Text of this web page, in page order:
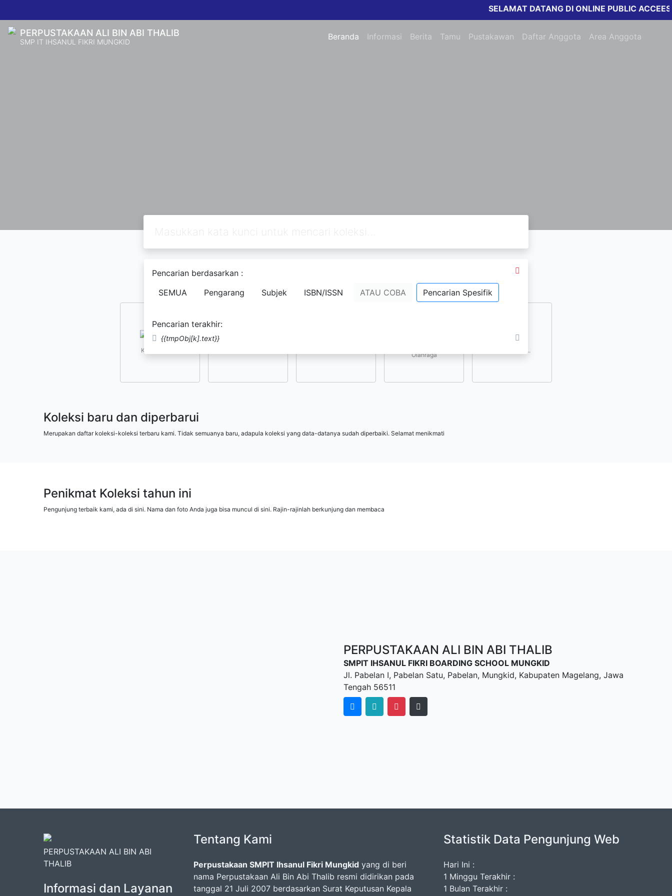
SELAMAT DATANG DI ONLINE PUBLIC ACCEESS
PERPUSTAKAAN ALI BIN ABI THALIB
SMP IT IHSANUL FIKRI MUNGKID Beranda Informasi Berita Tamu Pustakawan Daftar Anggota Area Anggota
Pencarian berdasarkan :
SEMUA
Pengarang Subjek ISBN/ISSN ATAU COBA Pencarian Spesifik
Pencarian terakhir:
{{tmpObj[k].text}}
Pilih subjek yang menarik bagi Anda
Kesusastraan
Olahraga
lihat lainnya..
Koleksi baru dan diperbarui
Merupakan daftar koleksi-koleksi terbaru kami. Tidak semuanya baru, adapula koleksi yang data-datanya sudah diperbaiki. Selamat menikmati
Penikmat Koleksi tahun ini
Pengunjung terbaik kami, ada di sini. Nama dan foto Anda juga bisa muncul di sini. Rajin-rajinlah berkunjung dan membaca
PERPUSTAKAAN ALI BIN ABI THALIB
SMPIT IHSANUL FIKRI BOARDING SCHOOL MUNGKID
Jl. Pabelan I, Pabelan Satu, Pabelan, Mungkid, Kabupaten Magelang, Jawa
Tengah 56511
PERPUSTAKAAN ALI BIN ABI
THALIB
Informasi dan Layanan
Tentang Kami
Perpustakaan SMPIT Ihsanul Fikri Mungkid yang di beri
nama Perpustakaan Ali Bin Abi Thalib resmi didirikan pada
tanggal 21 Juli 2007 berdasarkan Surat Keputusan Kepala
Statistik Data Pengunjung Web
Hari Ini :
1 Minggu Terakhir :
1 Bulan Terakhir :